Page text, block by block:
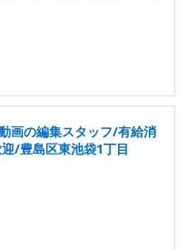
画の編集スタッフ/有給消
/豊島区東池袋1丁目